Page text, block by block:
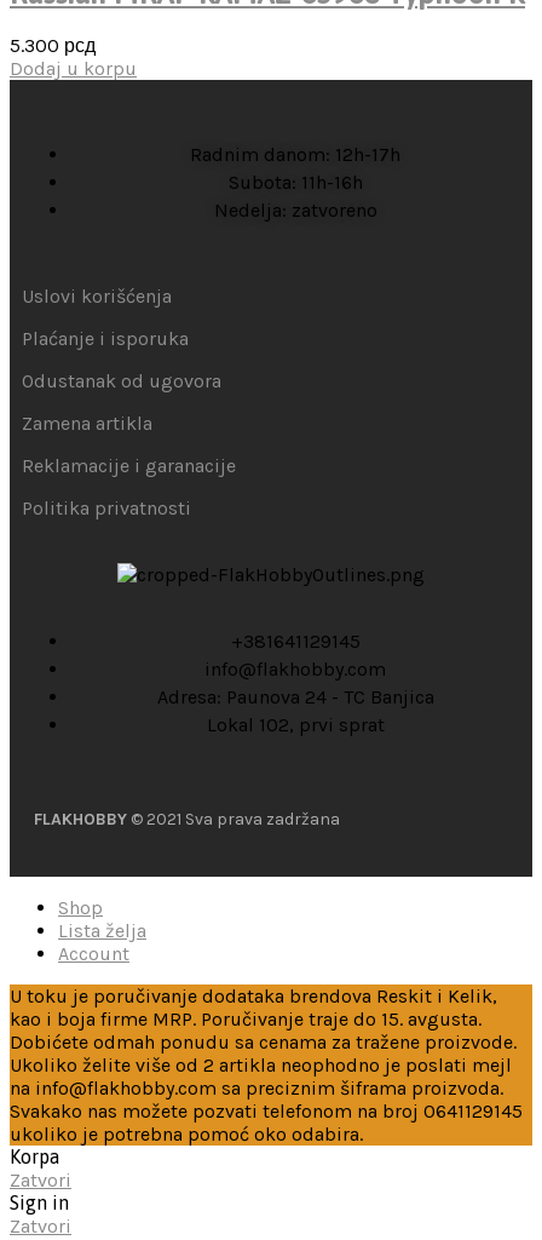
5.300 рсд
Dodaj u korpu
Radnim danom: 12h-17h
Subota: 11h-16h
Nedelja: zatvoreno
Uslovi korišćenja
Plaćanje i isporuka
Odustanak od ugovora
Zamena artikla
Reklamacije i garanacije
Politika privatnosti
+381641129145
info@flakhobby.com
Adresa: Paunova 24 - TC Banjica
Lokal 102, prvi sprat
FLAKHOBBY © 2021 Sva prava zadržana
Shop
Lista želja
Account
U toku je poručivanje dodataka brendova Reskit i Kelik,
kao i boja firme MRP. Poručivanje traje do 15. avgusta.
Dobićete odmah ponudu sa cenama za tražene proizvode.
Ukoliko želite više od 2 artikla neophodno je poslati mejl
na info@flakhobby.com sa preciznim šiframa proizvoda.
Svakako nas možete pozvati telefonom na broj 0641129145
ukoliko je potrebna pomoć oko odabira.
Korpa
Zatvori
Sign in
Zatvori